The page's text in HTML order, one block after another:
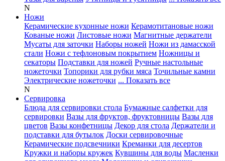
N
Ножи
Керамические кухонные ножи Керамотитановые ножи
Кованые ножи Листовые ножи Магнитные держатели
Мусаты для заточки Наборы ножей Ножи из дамасской
стали Ножи с тефлоновым покрытием Ножницы и
секаторы Подставки для ножей Ручные настольные
ножеточки Топорики для рубки мяса Точильные камни
Электрические ножеточки ... Показать все
N
Сервировка
Блюда для сервировки стола Бумажные салфетки для
сервировки Вазы для фруктов, фруктовницы Вазы для
цветов Вазы конфетницы Декор для стола Держатели и
подставки для бутылок Доски сервировочные
Керамические подсвечники Креманки для десертов
Кружки и наборы кружек Кувшины для воды Масленки